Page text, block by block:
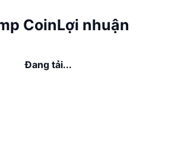
CoinLợi nhuận
Đang tải...